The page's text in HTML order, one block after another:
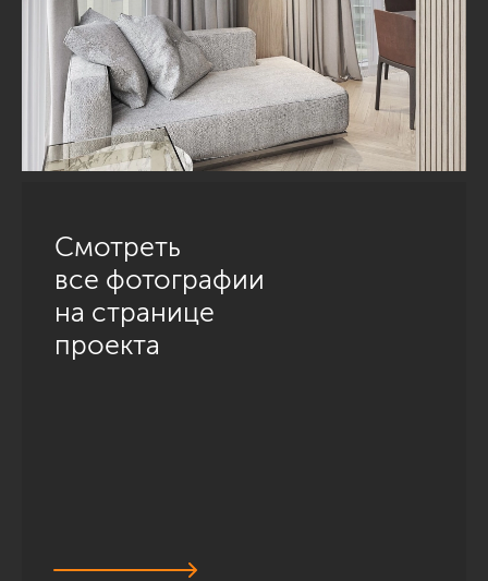
Смотреть
все фотографии
на странице
проекта